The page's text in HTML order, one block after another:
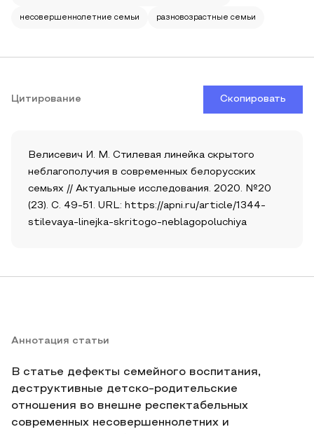
несовершеннолетние семьи разновозрастные семьи
Цитирование Скопировать
Велисевич И. М. Стилевая линейка скрытого
неблагополучия в современных белорусских
семьях // Актуальные исследования. 2020. №20
(23). С. 49-51. URL: https://apni.ru/article/1344-
stilevaya-linejka-skritogo-neblagopoluchiya
Аннотация статьи
В статье дефекты семейного воспитания,
деструктивные детско-родительские
отношения во внешне респектабельных
современных несовершеннолетних и